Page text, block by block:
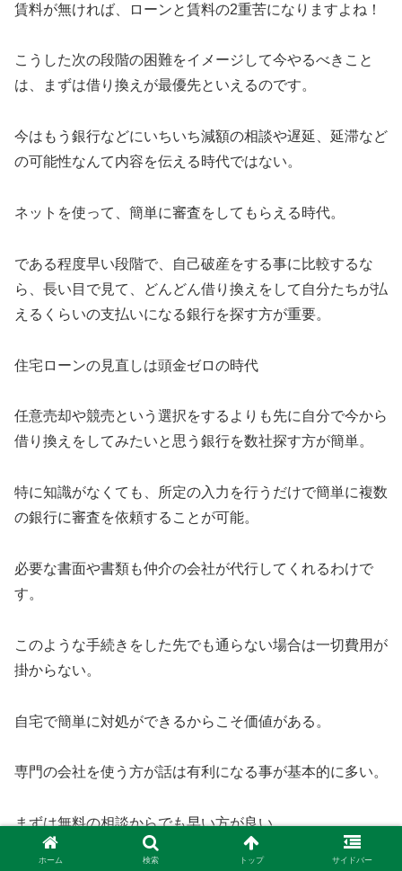
賃料が無ければ、ローンと賃料の2重苦になりますよね！
こうした次の段階の困難をイメージして今やるべきこと
は、まずは借り換えが最優先といえるのです。
今はもう銀行などにいちいち減額の相談や遅延、延滞など
の可能性なんて内容を伝える時代ではない。
ネットを使って、簡単に審査をしてもらえる時代。
である程度早い段階で、自己破産をする事に比較するな
ら、長い目で見て、どんどん借り換えをして自分たちが払
えるくらいの支払いになる銀行を探す方が重要。
住宅ローンの見直しは頭金ゼロの時代
任意売却や競売という選択をするよりも先に自分で今から
借り換えをしてみたいと思う銀行を数社探す方が簡単。
特に知識がなくても、所定の入力を行うだけで簡単に複数
の銀行に審査を依頼することが可能。
必要な書面や書類も仲介の会社が代行してくれるわけで
す。
このような手続きをした先でも通らない場合は一切費用が
掛からない。
自宅で簡単に対処ができるからこそ価値がある。
専門の会社を使う方が話は有利になる事が基本的に多い。
まずは無料の相談からでも早い方が良い。
ホーム 検索 トップ サイドバー